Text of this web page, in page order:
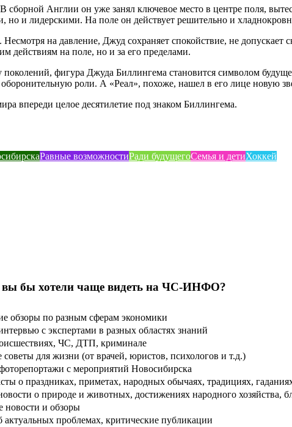
Англии он уже занял ключевое место в центре поля,
но и лидерскими. На поле он действует решительно и
на давление, Джуд сохраняет спокойствие, не
действиям на поле, но и за его пределами.
фигура Джуда Биллингема становится символом
роли. А «Реал», похоже, нашел в его лице новую
впереди целое десятилетие под знаком Биллингема.
Равные возможностиРади будущегоСемья и детиХоккей
вы бы хотели чаще видеть на ЧС-ИНФО?
обзоры по разным сферам экономики
с экспертами в разных областях знаний
ЧС, ДТП, криминале
советы для жизни (от врачей, юристов, психологов и т.д.)
с мероприятий Новосибирска
о праздниках, приметах, народных обычаях, традициях,
о природе и животных, достижениях народного хозяйства,
новости и обзоры
проблемах, критические публикации